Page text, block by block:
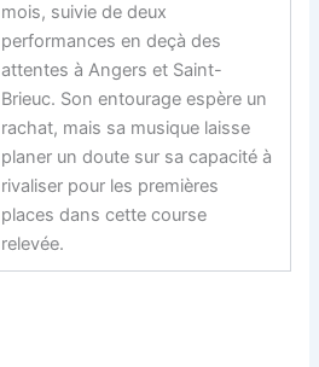
mois, suivie de deux
performances en deçà des
attentes à Angers et Saint-
Brieuc. Son entourage espère un
rachat, mais sa musique laisse
planer un doute sur sa capacité à
rivaliser pour les premières
places dans cette course
relevée.